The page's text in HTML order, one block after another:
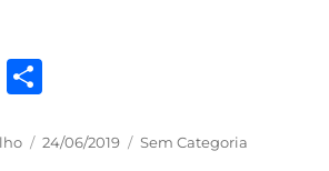
E
ai a
Publicado
24/06/2019 Categorias
Sem Categoria